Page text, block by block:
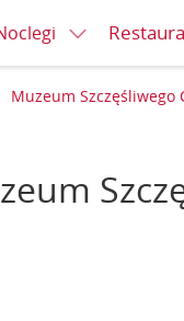
Muzeum Szczęśliwego